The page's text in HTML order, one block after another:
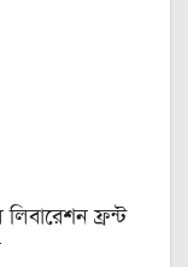
ফ্রন্ট